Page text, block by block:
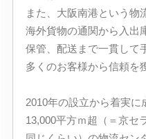
また、大阪南港という物
海外貨物の通関から入出
保管、配送まで一貫して
多くのお客様から信頼を
2010年の設立から着実に
13,000平方ｍ超（＝京セ